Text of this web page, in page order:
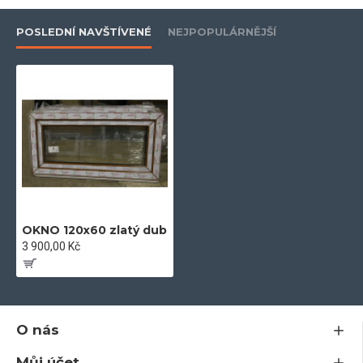
- 5-ti komorový profil
- kování Maco
- součinitel tepelného prostupu skla U =1 W/m 2k
- plastový profil stavební hloubky 71 mm
- odolný vůči povětrnostním vlivům a znečištění
- inovativní systém odvodu vody a vyšší propustnost
POSLEDNÍ NAVŠTÍVENÉ NEJPOPULÁRNĚJŠÍ
OKNO 120x60 zlatý dub
3 900,00 Kč
O nás